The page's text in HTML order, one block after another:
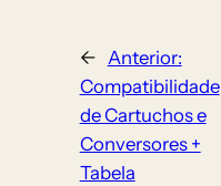
←
Anterior:
Compatibilidade
de Cartuchos e
Conversores +
Tabela